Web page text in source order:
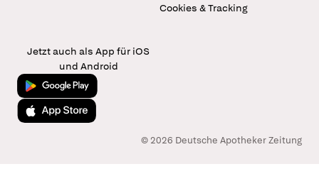
Cookies & Tracking
Jetzt auch als App für iOS
und Android
Jetzt bei Google Play
Laden im App Store
© 2026 Deutsche Apotheker Zeitung